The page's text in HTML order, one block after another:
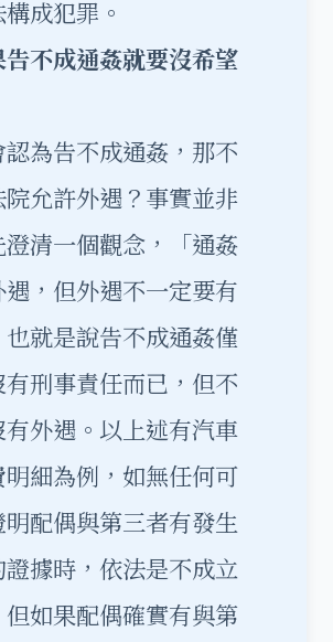
成犯罪。
不成通姦就要沒希望
認為告不成通姦，那不
允許外遇？事實並非
清一個觀念，「通姦
，但外遇不一定要有
就是說告不成通姦僅
刑事責任而已，但不
外遇。以上述有汽車
細為例，如無任何可
配偶與第三者有發生
據時，依法是不成立
如果配偶確實有與第